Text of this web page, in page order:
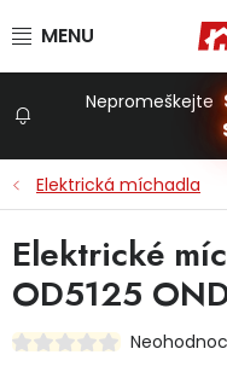
Stavba a dům
Nepromeškejte
Elektrická míchadla
Elektrické
OD5125